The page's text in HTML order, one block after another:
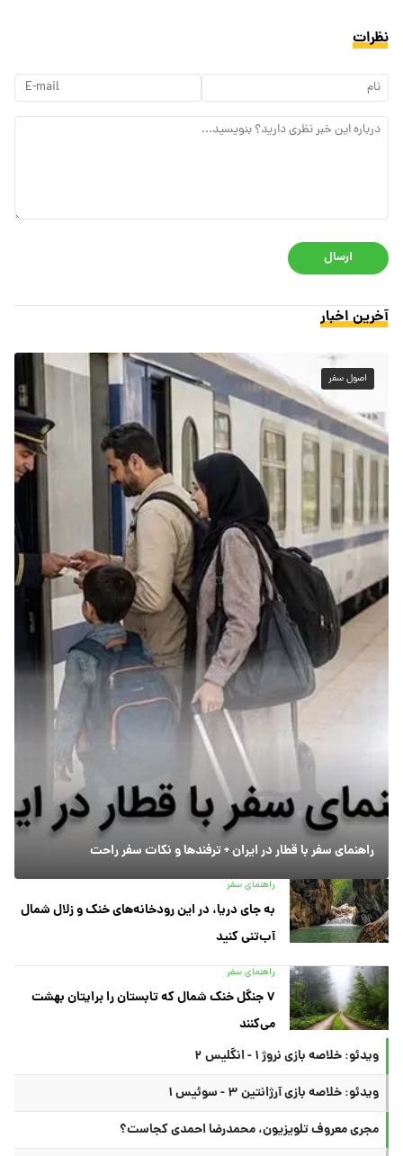
نظرات
ارسال
آخرین اخبار
اصول سفر
راهنمای سفر با قطار در ایران + ترفندها و نکات سفر راحت
راهنمای سفر
به جای دریا، در این رودخانه‌های خنک و زلال شمال
آب‌تنی کنید
راهنمای سفر
۷ جنگل خنک شمال که تابستان را برایتان بهشت
می‌کنند
ویدئو: خلاصه بازی نروژ ۱ - انگلیس ۲
ویدئو: خلاصه بازی آرژانتین ۳ - سوئیس ۱
مجری معروف تلویزیون، محمدرضا احمدی کجاست؟